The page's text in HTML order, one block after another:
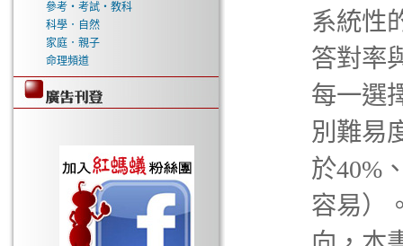
參考‧考試‧教科
科學．自然
家庭．親子
命理頻道
系統性
答對率
每一選
別難易
於40%
容易）